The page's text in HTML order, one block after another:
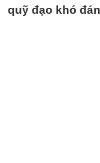
quỹ đạo khó